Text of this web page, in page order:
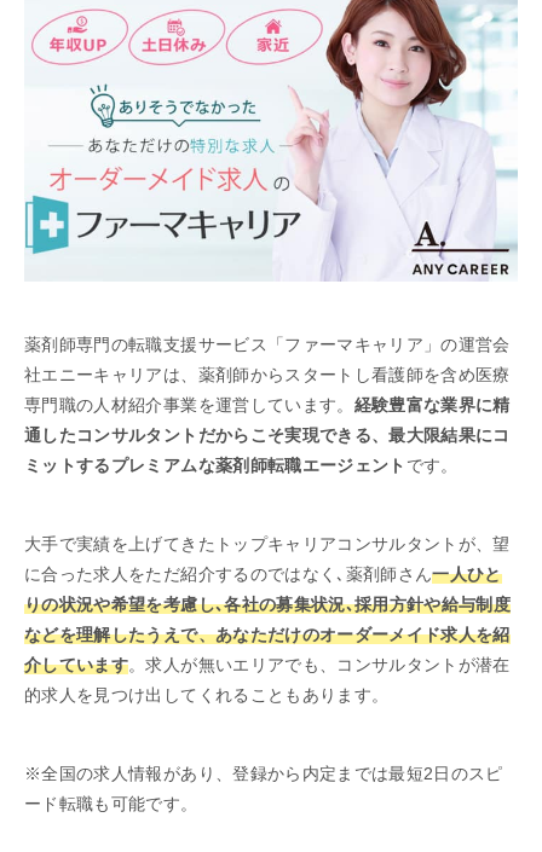
薬剤師専門の転職支援サービス「ファーマキャリア」の運営会
社エニーキャリアは、薬剤師からスタートし看護師を含め医療
専門職の人材紹介事業を運営しています。 経験豊富な業界に精
通したコンサルタントだからこそ実現できる、最大限結果にコ
ミットするプレミアムな薬剤師転職エージェント です。
大手で実績を上げてきたトップキャリアコンサルタントが、望
に合った求人をただ紹介するのではなく､薬剤師さん一人ひと
りの状況や希望を考慮し､各社の募集状況､採用方針や給与制度
などを理解したうえで、あなただけのオーダーメイド求人を紹
介しています。求人が無いエリアでも、コンサルタントが潜在
的求人を見つけ出してくれることもあります。
※全国の求人情報があり、登録から内定までは最短2日のスピ
ード転職も可能です。